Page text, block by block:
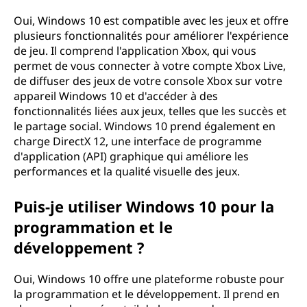
Oui, Windows 10 est compatible avec les jeux et offre
plusieurs fonctionnalités pour améliorer l'expérience
de jeu. Il comprend l'application Xbox, qui vous
permet de vous connecter à votre compte Xbox Live,
de diffuser des jeux de votre console Xbox sur votre
appareil Windows 10 et d'accéder à des
fonctionnalités liées aux jeux, telles que les succès et
le partage social. Windows 10 prend également en
charge DirectX 12, une interface de programme
d'application (API) graphique qui améliore les
performances et la qualité visuelle des jeux.
Puis-je utiliser Windows 10 pour la
programmation et le
développement ?
Oui, Windows 10 offre une plateforme robuste pour
la programmation et le développement. Il prend en